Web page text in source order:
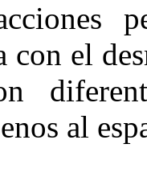
con el
al